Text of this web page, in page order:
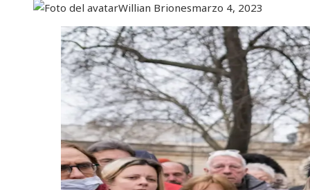
Willian Brionesmarzo 4, 2023